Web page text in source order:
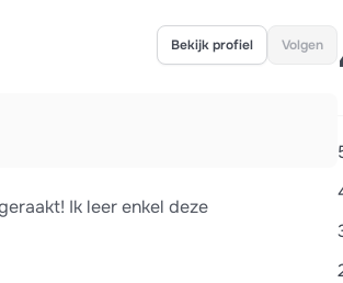
Bekijk profiel Volgen
Ik leer enkel deze